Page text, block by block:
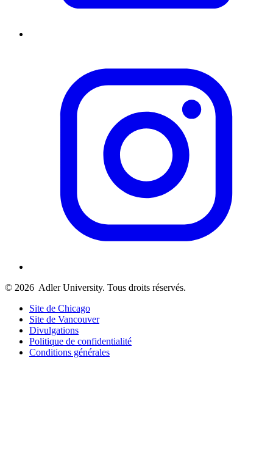
© 2026 Adler University. Tous droits réservés.
Site de Chicago
Site de Vancouver
Divulgations
Politique de confidentialité
Conditions générales